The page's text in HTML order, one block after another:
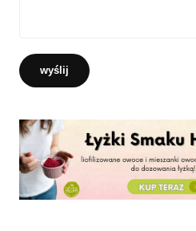
wyślij